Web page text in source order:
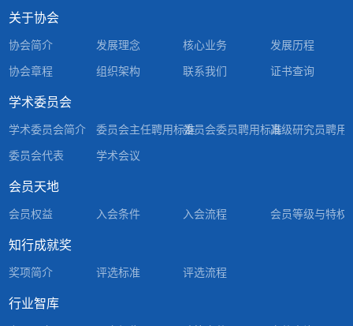
关于协会
协会简介 发展理念 核心业务 发展历程
协会章程 组织架构 联系我们 证书查询
学术委员会
学术委员会简介 委员会主任聘用标准委员会委员聘用标准高级研究员聘用
委员会代表 学术会议
会员天地
会员权益 入会条件 入会流程 会员等级与特权
知行成就奖
奖项简介 评选标准 评选流程
行业智库